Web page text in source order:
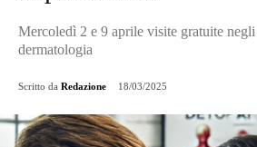
Mercoledì 2 e 9 aprile visite gratuite
dermatologia
Scritto da Redazione 18/03/2025